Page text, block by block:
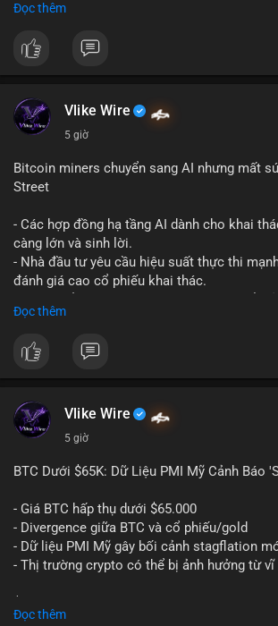
kích hoạt di chuyển trong mempool. Với quy
cao là tài sản đang được dịch chuyển giữa
hoặc tách nhỏ thành nhiều địa chỉ mới
thái tái cơ cấu nắm giữ dài hạn, không phải
tập trung, nguy cơ chốt lời là hiện hữu và có
động ngắn hạn.
Nhà đầu tư nhỏ lẻ nên quan sát thêm các
từ cùng nguồn ví để xác định đích đến.
cảm xúc khi chưa xác nhận được dòng tiền
#59dot84btc
#mempooltheodoi
Đọc thêm
Vlike Wire
5 giờ
Bitcoin miners chuyển sang AI nhưng mất
Street
- Các hợp đồng hạ tầng AI dành cho khai
càng lớn và sinh lời.
- Nhà đầu tư yêu cầu hiệu suất thực thi
đánh giá cao cổ phiếu khai thác.
- Thị trường cần thấy kết quả thực tế từ các
#binancesquare
#vlikevn #titanbot
📰 Nguồn: Cointelegraph
Đọc thêm
Vlike Wire
5 giờ
BTC Dưới $65K: Dữ Liệu PMI Mỹ Cảnh Báo
- Giá BTC hấp thụ dưới $65.000
- Divergence giữa BTC và cổ phiếu/gold
- Dữ liệu PMI Mỹ gây bối cảnh stagflation
- Thị trường crypto có thể bị ảnh hưởng từ
Đọc thêm